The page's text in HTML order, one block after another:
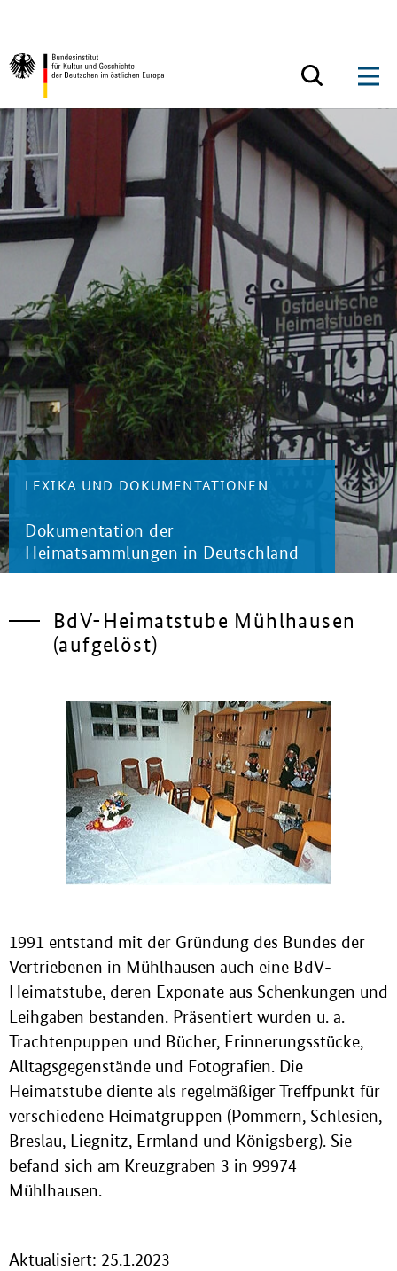
Zurück zur Startseite
LEXIKA UND DOKUMENTATIONEN
Dokumentation der
Heimatsammlungen in Deutschland
BdV-Heimatstube Mühlhausen
(aufgelöst)
1991 entstand mit der Gründung des Bundes der
Vertriebenen in Mühlhausen auch eine BdV-
Heimatstube, deren Exponate aus Schenkungen und
Leihgaben bestanden. Präsentiert wurden u. a.
Trachtenpuppen und Bücher, Erinnerungsstücke,
Alltagsgegenstände und Fotografien. Die
Heimatstube diente als regelmäßiger Treffpunkt für
verschiedene Heimatgruppen (Pommern, Schlesien,
Breslau, Liegnitz, Ermland und Königsberg). Sie
befand sich am Kreuzgraben 3 in 99974
Mühlhausen.
Aktualisiert: 25.1.2023